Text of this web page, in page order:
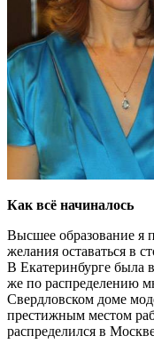
Как всё начиналось
Высшее образование я
желания оставаться в
В Екатеринбурге была
же по распределению
Свердловском доме
престижным местом
распределился в